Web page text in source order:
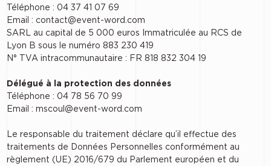
Téléphone : 04 37 41 07 69
Email : contact@event-word.com
SARL au capital de 5 000 euros Immatriculée au RCS de
Lyon B sous le numéro 883 230 419
N° TVA intracommunautaire : FR 818 832 304 19
Délégué à la protection des données
Téléphone : 04 78 56 70 99
Email : mscoul@event-word.com
Le responsable du traitement déclare qu’il effectue des
traitements de Données Personnelles conformément au
règlement (UE) 2016/679 du Parlement européen et du